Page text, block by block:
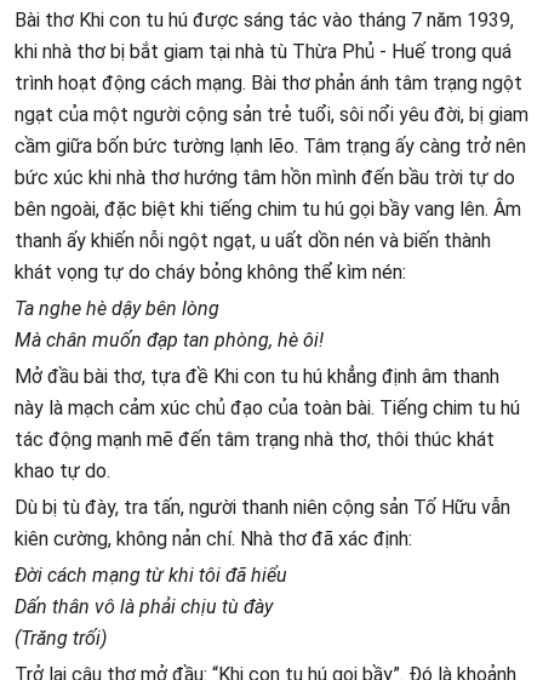
Bài thơ Khi con tu hú được sáng tác vào tháng 7 năm 1939,
khi nhà thơ bị bắt giam tại nhà tù Thừa Phủ - Huế trong quá
trình hoạt động cách mạng. Bài thơ phản ánh tâm trạng ngột
ngạt của một người cộng sản trẻ tuổi, sôi nổi yêu đời, bị giam
cầm giữa bốn bức tường lạnh lẽo. Tâm trạng ấy càng trở nên
bức xúc khi nhà thơ hướng tâm hồn mình đến bầu trời tự do
bên ngoài, đặc biệt khi tiếng chim tu hú gọi bầy vang lên. Âm
thanh ấy khiến nỗi ngột ngạt, u uất dồn nén và biến thành
khát vọng tự do cháy bỏng không thể kìm nén:
Ta nghe hè dậy bên lòng
Mà chân muốn đạp tan phòng, hè ôi!
Mở đầu bài thơ, tựa đề Khi con tu hú khẳng định âm thanh
này là mạch cảm xúc chủ đạo của toàn bài. Tiếng chim tu hú
tác động mạnh mẽ đến tâm trạng nhà thơ, thôi thúc khát
khao tự do.
Dù bị tù đày, tra tấn, người thanh niên cộng sản Tố Hữu vẫn
kiên cường, không nản chí. Nhà thơ đã xác định:
Đời cách mạng từ khi tôi đã hiểu
Dấn thân vô là phải chịu tù đày
(Trăng trối)
Trở lại câu thơ mở đầu: “Khi con tu hú gọi bầy”. Đó là khoảnh